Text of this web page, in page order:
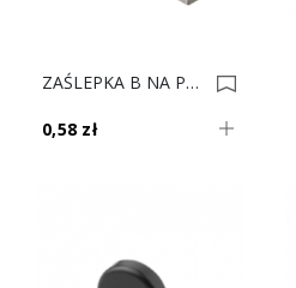
ZAŚLEPKA B NA PUSZKE ZAWIASU 155' 70T7504 0022684
0,58 zł